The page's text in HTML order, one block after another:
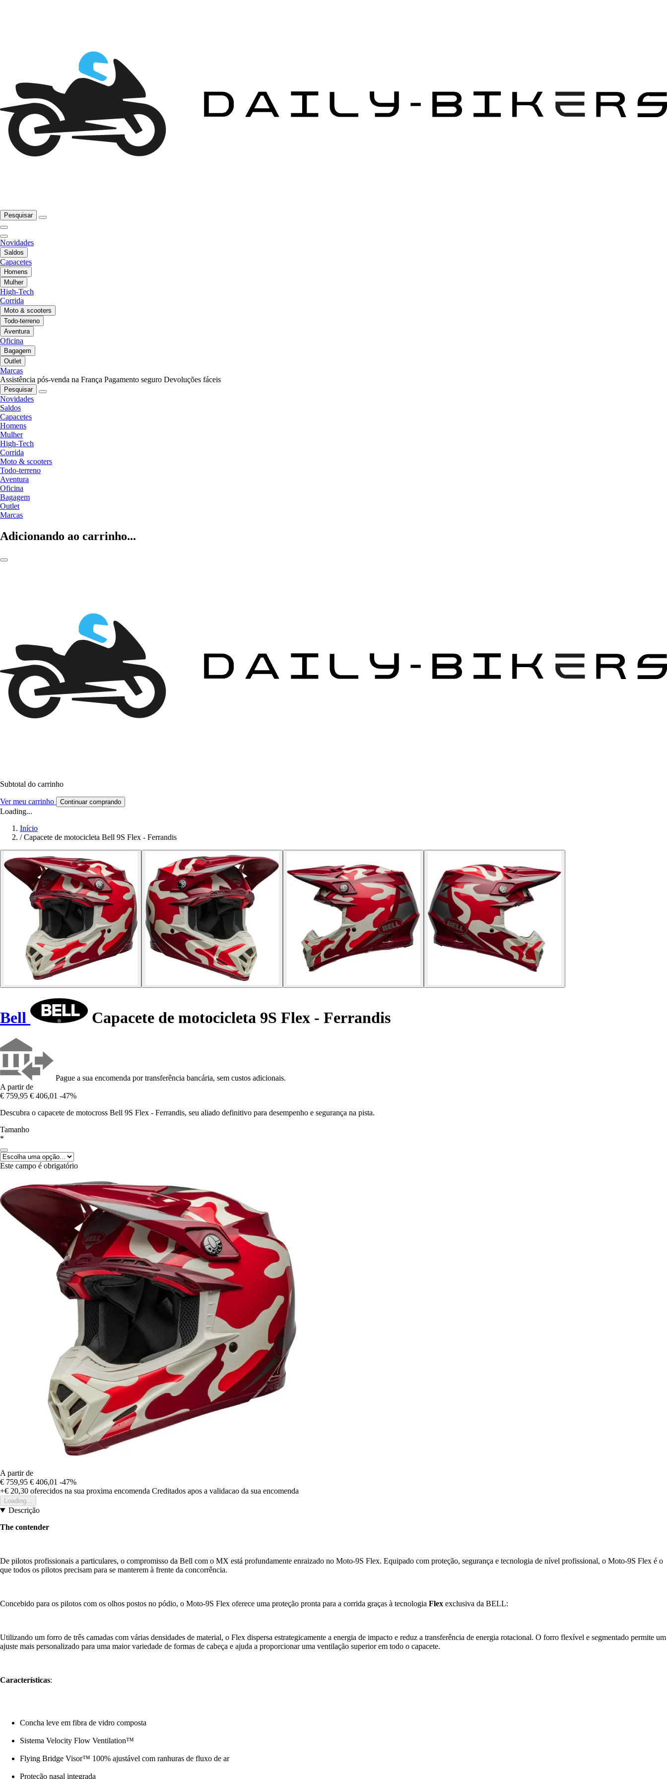
Pesquisar
Novidades
Saldos
Capacetes
Homens
Mulher
High-Tech
Corrida
Moto & scooters
Todo-terreno
Aventura
Oficina
Bagagem
Outlet
Marcas
Assistência pós-venda na França Pagamento seguro Devoluções fáceis
Pesquisar
Novidades
Saldos
Capacetes
Homens
Mulher
High-Tech
Corrida
Moto & scooters
Todo-terreno
Aventura
Oficina
Bagagem
Outlet
Marcas
Adicionando ao carrinho...
Subtotal do carrinho
Ver meu carrinho Continuar comprando
Loading...
Início
/ Capacete de motocicleta Bell 9S Flex - Ferrandis
Bell Capacete de motocicleta 9S Flex - Ferrandis
Pague a sua encomenda por transferência bancária, sem custos adicionais.
A partir de
€ 759,95 € 406,01 -47%
Descubra o capacete de motocross Bell 9S Flex - Ferrandis, seu aliado definitivo para desempenho e segurança na pista.
Tamanho
*
Este campo é obrigatório
A partir de
€ 759,95 € 406,01 -47%
+€ 20,30 oferecidos na sua proxima encomenda Creditados apos a validacao da sua encomenda
Loading...
Descrição
The contender
De pilotos profissionais a particulares, o compromisso da Bell com o MX está profundamente enraizado no Moto-9S Flex. Equipado com proteção, segurança e tecnologia de nível profissional, o Moto-9S Flex é o
que todos os pilotos precisam para se manterem à frente da concorrência.
Concebido para os pilotos com os olhos postos no pódio, o Moto-9S Flex oferece uma proteção pronta para a corrida graças à tecnologia Flex exclusiva da BELL:
Utilizando um forro de três camadas com várias densidades de material, o Flex dispersa estrategicamente a energia de impacto e reduz a transferência de energia rotacional. O forro flexível e segmentado permite um
ajuste mais personalizado para uma maior variedade de formas de cabeça e ajuda a proporcionar uma ventilação superior em todo o capacete.
Características:
Concha leve em fibra de vidro composta
Sistema Velocity Flow Ventilation™
Flying Bridge Visor™ 100% ajustável com ranhuras de fluxo de ar
Proteção nasal integrada